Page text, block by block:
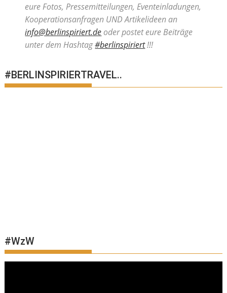
eure Fotos, Pressemitteilungen, Eventeinladungen,
Kooperationsanfragen UND Artikelideen an
info@berlinspiriert.deoder postet eure Beiträge
unter dem Hashtag#berlinspiriert!!!
#BERLINSPIRIERTRAVEL..
#WzW